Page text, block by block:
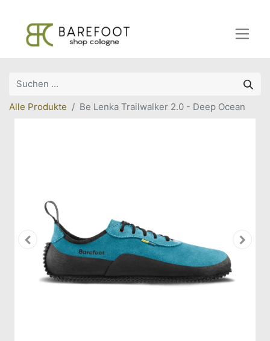
Alle Produkte Be Lenka Trailwalker 2.0 - Deep Ocean